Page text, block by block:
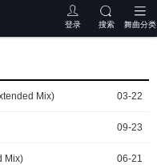
登录 搜索 舞曲分类
Mix) 03-22
09-23
Mix) 06-21